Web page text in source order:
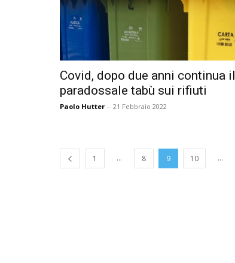
Covid, dopo due anni continua il
paradossale tabù sui rifiuti
Paolo Hutter - 21 Febbraio 2022
1 ... 8 9 10 ...